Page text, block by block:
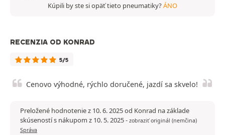
Kúpili by ste si opäť tieto pneumatiky?ÁNO
RECENZIA OD KONRAD
5/5
Cenovo výhodné, rýchlo doručené, jazdí sa skvelo!
Preložené hodnotenie z 10. 6. 2025 od Konrad na základe
skúseností s nákupom z 10. 5. 2025- zobraziť originál (nemčina)
Správa